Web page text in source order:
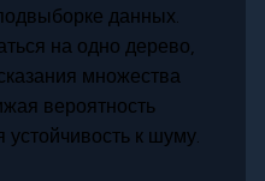
данных.
на одно дерево,
множества
вероятность
к шуму.